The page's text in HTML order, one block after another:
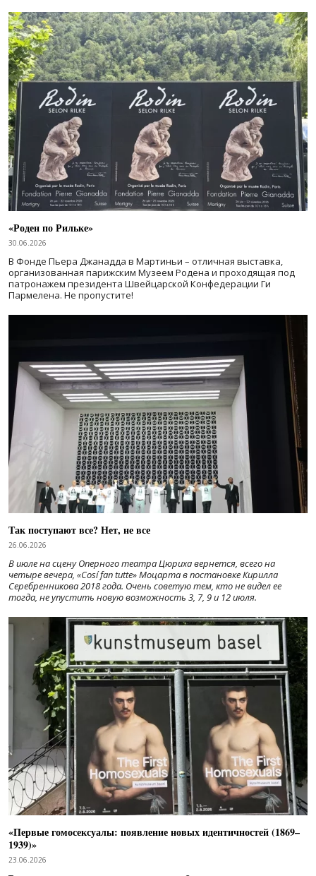
«Роден по Рильке»
30.06.2026
В Фонде Пьера Джанадда в Мартиньи – отличная выставка,
организованная парижским Музеем Родена и проходящая под
патронажем президента Швейцарской Конфедерации Ги
Пармелена. Не пропустите!
Так поступают все? Нет, не все
26.06.2026
В июле на сцену Оперного театра Цюриха вернется, всего на
четыре вечера, «Cosí fan tutte» Моцарта в постановке Кирилла
Серебренникова 2018 года. Очень советую тем, кто не видел ее
тогда, не упустить новую возможность 3, 7, 9 и 12 июля.
«Первые гомосексуалы: появление новых идентичностей (1869–
1939)»
23.06.2026